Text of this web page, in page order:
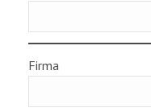
Firma